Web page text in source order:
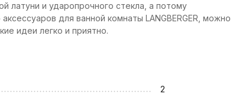
латуни и ударопрочного стекла, а потому
для ванной комнаты LANGBERGER, можно
идеи легко и приятно.
2